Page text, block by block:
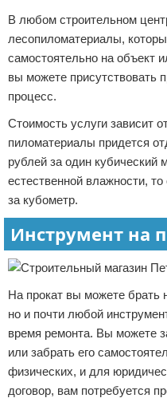
В любом строительном
лесопиломатериалы,
самостоятельно на объект
вы можете присутствовать
процесс.
Стоимость услуги зависит
пиломатериалы придется
рублей за один кубический
естественной влажности,
за кубометр.
Инструмент на
На прокат вы можете брать
но и почти любой
время ремонта. Вы можете
или забрать его
физических, и для
договор, вам потребуется